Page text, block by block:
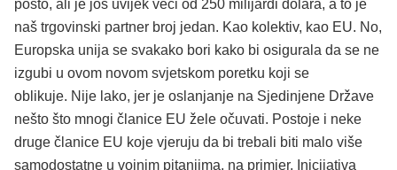
posto, ali je još uvijek veći od 250 milijardi dolara, a to je
naš trgovinski partner broj jedan. Kao kolektiv, kao EU. No,
Europska unija se svakako bori kako bi osigurala da se ne
izgubi u ovom novom svjetskom poretku koji se
oblikuje. Nije lako, jer je oslanjanje na Sjedinjene Države
nešto što mnogi članice EU žele očuvati. Postoje i neke
druge članice EU koje vjeruju da bi trebali biti malo više
samodostatne u vojnim pitanjima, na primjer. Inicijativa